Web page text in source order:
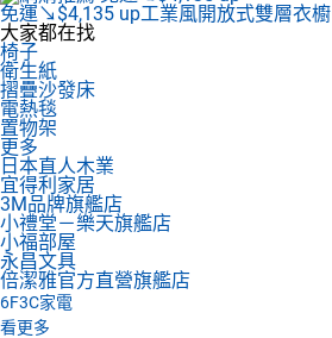
免運↘$4,135 up工業風開放式雙層衣櫥
大家都在找
椅子
衛生紙
摺疊沙發床
電熱毯
置物架
更多
日本直人木業
宜得利家居
3M品牌旗艦店
小禮堂－樂天旗艦店
小福部屋
永昌文具
倍潔雅官方直營旗艦店
6F3C家電
看更多